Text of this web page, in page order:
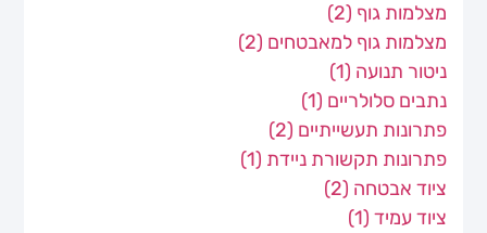
מצלמות גוף (2)
מצלמות גוף למאבטחים (2)
ניטור תנועה (1)
נתבים סלולריים (1)
פתרונות תעשייתיים (2)
פתרונות תקשורת ניידת (1)
ציוד אבטחה (2)
ציוד עמיד (1)